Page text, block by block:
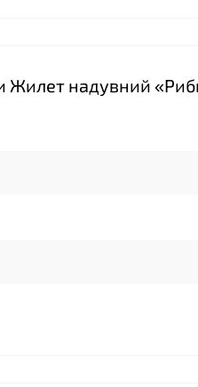
Жилет надувний